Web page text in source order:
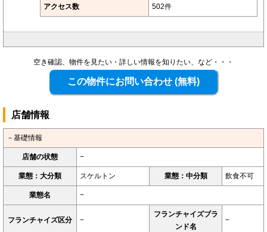
アクセス数 502件
空き確認、物件を見たい・詳しい情報を知りたい、など・・・
店舗情報
－基礎情報
店舗の状態 −
業態：大分類 スケルトン 業態：中分類 飲食不可
業態名 −
フランチャイズ区分 −
フランチャイズブラ
ンド名
−